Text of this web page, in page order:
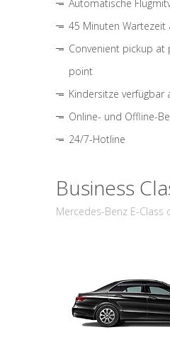
Automatische
45 Minuten Wartezeit
Convenient pickup at
point
Kindersitze verfügbar
Online- und Offline-
24/7-Hotline
Business
Mercedes-Benz E-Class